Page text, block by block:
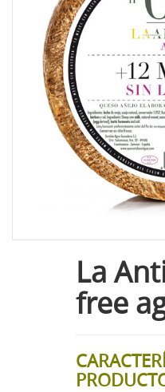
La
free